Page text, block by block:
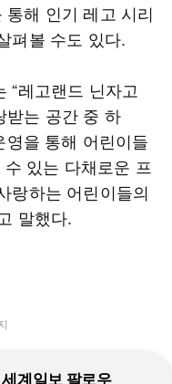
해 인기 레고 시리
펴볼 수도 있다.
“레고랜드 닌자고
받는 공간 중 하
영을 통해 어린이들
있는 다채로운 프
랑하는 어린이들의
말했다.
계일보 팔로우